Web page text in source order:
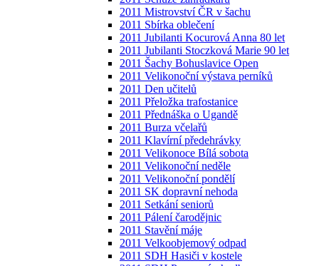
2011 Mistrovství ČR v šachu
2011 Sbírka oblečení
2011 Jubilanti Kocurová Anna 80 let
2011 Jubilanti Stoczková Marie 90 let
2011 Šachy Bohuslavice Open
2011 Velikonoční výstava perníků
2011 Den učitelů
2011 Přeložka trafostanice
2011 Přednáška o Ugandě
2011 Burza včelařů
2011 Klavírní předehrávky
2011 Velikonoce Bílá sobota
2011 Velikonoční neděle
2011 Velikonoční pondělí
2011 SK dopravní nehoda
2011 Setkání seniorů
2011 Pálení čarodějnic
2011 Stavění máje
2011 Velkoobjemový odpad
2011 SDH Hasiči v kostele